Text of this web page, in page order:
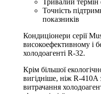
Точність
показників
Кондиціонери серії
високоефективному і
холодоагенті R-32.
Крім більшої
вигідніше, ніж R-410A
витрачання